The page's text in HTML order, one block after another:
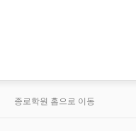
종로학원 홈으로 이동